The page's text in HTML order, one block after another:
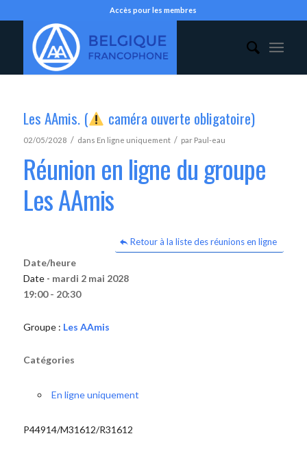
Accès pour les membres
Les AAmis. ( caméra ouverte obligatoire)
02/05/2028 / dans En ligne uniquement / par Paul-eau
Réunion en ligne du groupe
Les AAmis
Retour à la liste des réunions en ligne
Date/heure
Date - mardi 2 mai 2028
19:00 - 20:30
Groupe : Les AAmis
Catégories
En ligne uniquement
P44914/M31612/R31612